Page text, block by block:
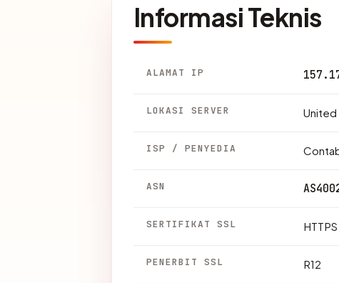
Informasi Teknis
ALAMAT IP
LOKASI SERVER United
ISP / PENYEDIA
ASN
SERTIFIKAT SSL
PENERBIT SSL R12